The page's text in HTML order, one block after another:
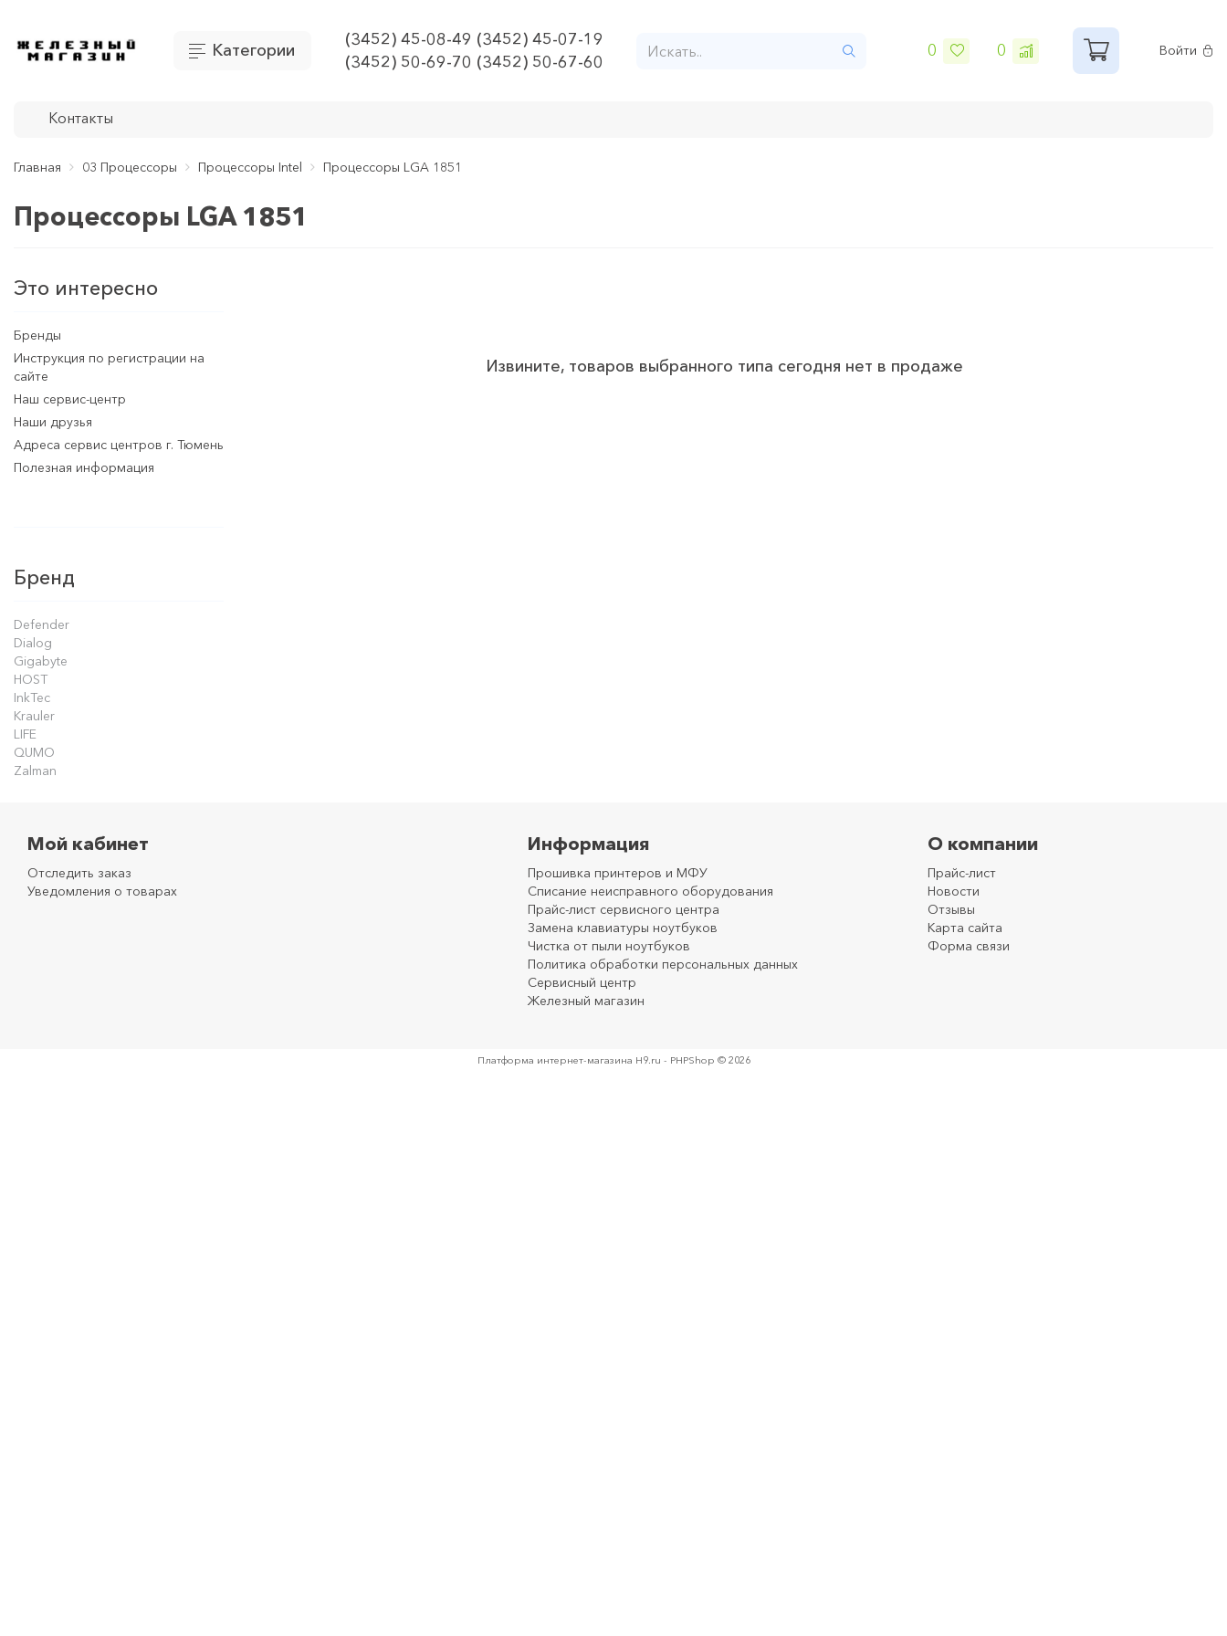
Категории
(3452) 45-08-49 (3452) 45-07-19
(3452) 50-69-70 (3452) 50-67-60
0 0 Войти
Контакты
Главная 03 Процессоры Процессоры Intel Процессоры LGA 1851
Процессоры LGA 1851
Это интересно
Бренды
Инструкция по регистрации на
сайте
Наш сервис-центр
Наши друзья
Адреса сервис центров г. Тюмень
Полезная информация
Бренд
Defender
Dialog
Gigabyte
HOST
InkTec
Krauler
LIFE
QUMO
Zalman
Извините, товаров выбранного типа сегодня нет в продаже
Мой кабинет
Отследить заказ
Уведомления о товарах
Информация
Прошивка принтеров и МФУ
Списание неисправного оборудования
Прайс-лист сервисного центра
Замена клавиатуры ноутбуков
Чистка от пыли ноутбуков
Политика обработки персональных данных
Сервисный центр
Железный магазин
О компании
Прайс-лист
Новости
Отзывы
Карта сайта
Форма связи
Платформа интернет-магазина H9.ru - PHPShop © 2026